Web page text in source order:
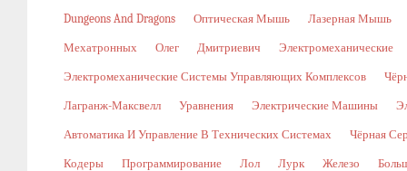
Dungeons And Dragons Оптическая Мышь Лазерная Мышь
Мехатронных Олег Дмитриевич Электромеханические
Электромеханические Системы Управляющих Комплексов
Лагранж-Максвелл Уравнения Электрические Машины
Автоматика И Управление В Технических Системах Чёрная
Кодеры Программирование Лол Лурк Железо